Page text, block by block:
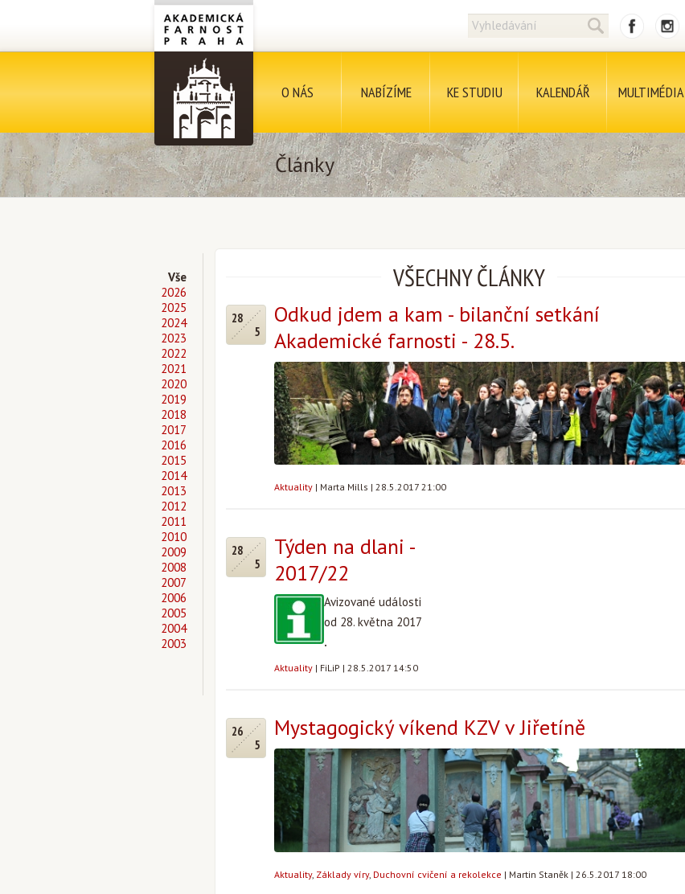
O NÁS NABÍZÍME KE STUDIU KALENDÁŘ MULTIMÉDIA
Články
Vše
2026
2025
2024
2023
2022
2021
2020
2019
2018
2017
2016
2015
2014
2013
2012
2011
2010
2009
2008
2007
2006
2005
2004
2003
VŠECHNY ČLÁNKY
28
5
Odkud jdem a kam - bilanční setkání
Akademické farnosti - 28.5.
Aktuality | Marta Mills | 28.5.2017 21:00
28
5
Týden na dlani -
2017/22
Avizované události
od 28. května 2017
.
Aktuality | FiLiP | 28.5.2017 14:50
26
5
Mystagogický víkend KZV v Jiřetíně
Aktuality, Základy víry, Duchovní cvičení a rekolekce | Martin Staněk | 26.5.2017 18:00